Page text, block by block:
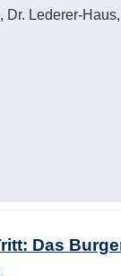
Dr. Lederer-
Das